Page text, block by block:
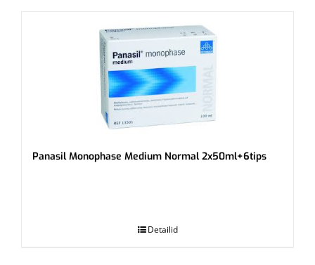
Panasil Monophase Medium Normal 2x50ml+6tips
Detailid